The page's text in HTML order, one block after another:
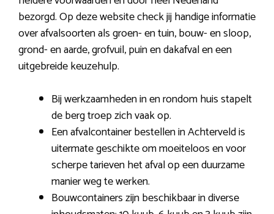
bezorgd. Op deze website check jij handige informatie
over afvalsoorten als groen- en tuin, bouw- en sloop,
grond- en aarde, grofvuil, puin en dakafval en een
uitgebreide keuzehulp.
Bij werkzaamheden in en rondom huis stapelt
de berg troep zich vaak op.
Een afvalcontainer bestellen in Achterveld is
uitermate geschikte om moeiteloos en voor
scherpe tarieven het afval op een duurzame
manier weg te werken.
Bouwcontainers zijn beschikbaar in diverse